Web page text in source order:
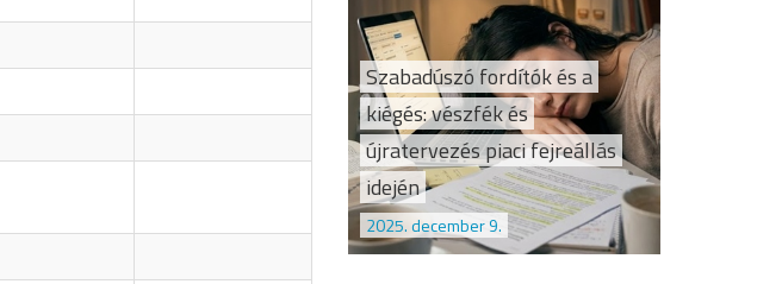
Szabadúszó fordítók és a
kiégés: vészfék és
újratervezés piaci fejreállás
idején
2025. december 9.